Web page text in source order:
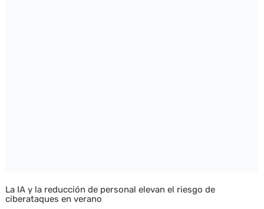
La IA y la reducción de personal elevan el riesgo de
ciberataques en verano